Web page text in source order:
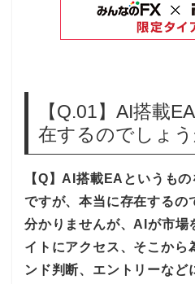
【Q.01】AI搭載
在するのでしょう
【Q】AI搭載EAというも
ですが、本当に存在するの
分かりませんが、AIが市場
イトにアクセス、そこから
ンド判断、エントリーなど